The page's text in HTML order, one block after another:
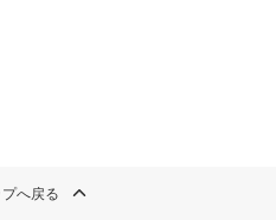
へ戻る